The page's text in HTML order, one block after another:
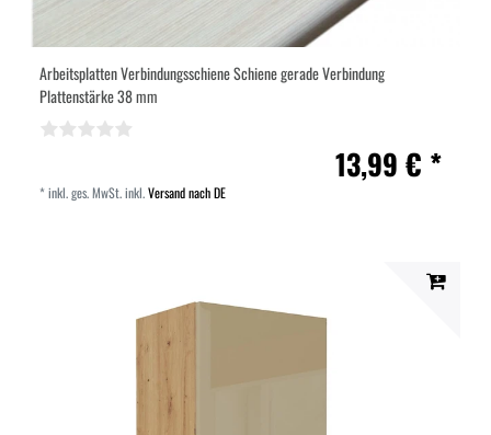
Arbeitsplatten Verbindungsschiene Schiene gerade Verbindung
Plattenstärke 38 mm
13,99 € *
*inkl. ges. MwSt.inkl.Versand nach DE